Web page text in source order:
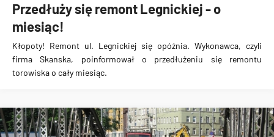
Przedłuży się remont Legnickiej - o
miesiąc!
Kłopoty! Remont ul. Legnickiej się opóźnia. Wykonawca, czyli
firma Skanska, poinformował o przedłużeniu się remontu
torowiska o cały miesiąc.